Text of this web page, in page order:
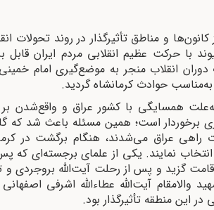
کانون‌ها و مناطق تأثیرگذار در روند
با حرکت عظیم انقلابی مردم ایران
انقلاب منجر به موضع‌گیری امام
حوادث کرمانشاه ‌گردید.
همسایگی با کشور عراق و واقع‌شدن
برخوردار است؛ همین مسئله باعث شد که
راهی عراق می‌شدند، هنگام برگشت در
نمایند. یکی از علمای برجسته‌ای
گزید و پس از رحلت آیت‌الله بروجردی
والامقام آیت‌الله عطاءالله اشرفی
این منطقه تأثیرگذار بود.